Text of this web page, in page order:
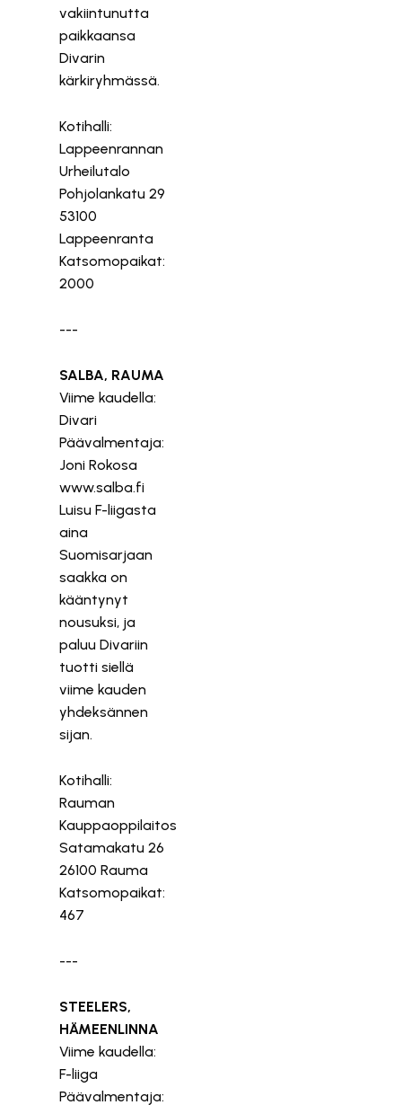
vakiintunutta
paikkaansa
Divarin
kärkiryhmässä.
Kotihalli:
Lappeenrannan
Urheilutalo
Pohjolankatu 29
53100
Lappeenranta
Katsomopaikat:
2000
---
SALBA, RAUMA
Viime kaudella:
Divari
Päävalmentaja:
Joni Rokosa
www.salba.fi
Luisu F-liigasta
aina
Suomisarjaan
saakka on
kääntynyt
nousuksi, ja
paluu Divariin
tuotti siellä
viime kauden
yhdeksännen
sijan.
Kotihalli:
Rauman
Kauppaoppilaitos
Satamakatu 26
26100 Rauma
Katsomopaikat:
467
---
STEELERS,
HÄMEENLINNA
Viime kaudella:
F-liiga
Päävalmentaja: